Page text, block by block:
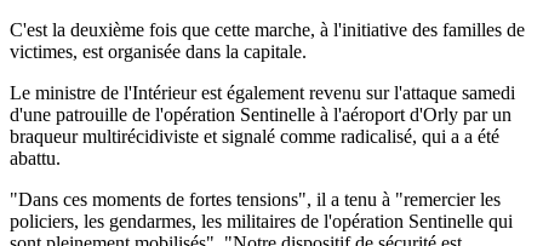
C'est la deuxième fois que cette marche, à l'initiative des familles de
victimes, est organisée dans la capitale.
Le ministre de l'Intérieur est également revenu sur l'attaque samedi
d'une patrouille de l'opération Sentinelle à l'aéroport d'Orly par un
braqueur multirécidiviste et signalé comme radicalisé, qui a a été
abattu.
"Dans ces moments de fortes tensions", il a tenu à "remercier les
policiers, les gendarmes, les militaires de l'opération Sentinelle qui